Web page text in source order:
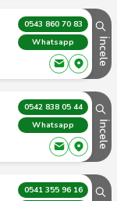
0543 860 70 83
Whatsapp
İncele
0542 838 05 44
Whatsapp
İncele
0541 355 96 16